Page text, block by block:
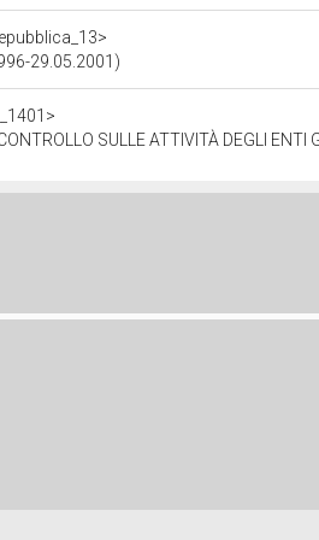
29.05.2001)
SULLE ATTIVITÀ DEGLI